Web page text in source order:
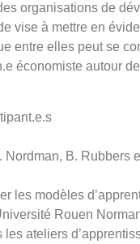
organisations de
vise à mettre en
entre elles peut se
économiste autour
Nordman, B. Rubbers
les modèles
Rouen
ateliers